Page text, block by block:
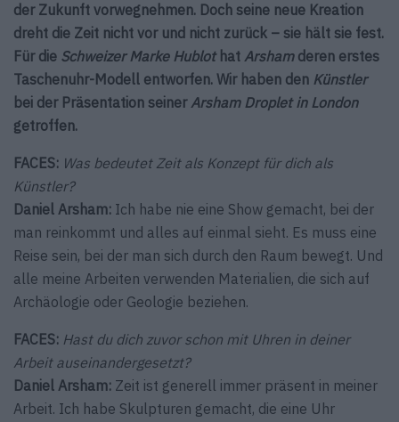
der Zukunft vorwegnehmen. Doch seine neue Kreation
dreht die Zeit nicht vor und nicht zurück – sie hält sie fest.
Für die Schweizer Marke Hublothat Arshamderen erstes
Taschenuhr-Modell entworfen. Wir haben den Künstler
bei der Präsentation seinerArsham Droplet in London
getroffen.
FACES: Was bedeutet Zeit als Konzept für dich als
Künstler?
Daniel Arsham: Ich habe nie eine Show gemacht, bei der
man reinkommt und alles auf einmal sieht. Es muss eine
Reise sein, bei der man sich durch den Raum bewegt. Und
alle meine Arbeiten verwenden Materialien, die sich auf
Archäologie oder Geologie beziehen.
FACES: Hast du dich zuvor schon mit Uhren in deiner
Arbeit auseinandergesetzt?
Daniel Arsham: Zeit ist generell immer präsent in meiner
Arbeit. Ich habe Skulpturen gemacht, die eine Uhr